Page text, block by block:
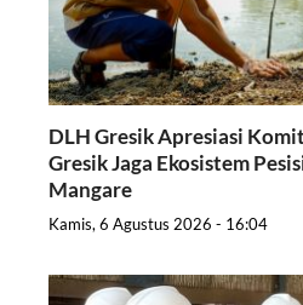
DLH Gresik Apresiasi
Gresik Jaga Ekosistem
Mangare
Kamis, 6 Agustus 2026 - 16:04